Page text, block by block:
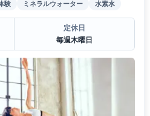
験 ミネラルウォーター 水素水
定休日
毎週木曜日